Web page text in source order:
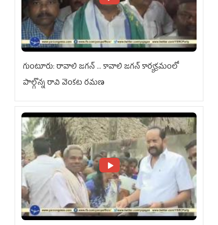
గుంటూరు: రావాలి జగన్ ... కావాలి జగన్ కార్యక్రమంలో
పాల్గొన్న రావి వెంకట రమణ